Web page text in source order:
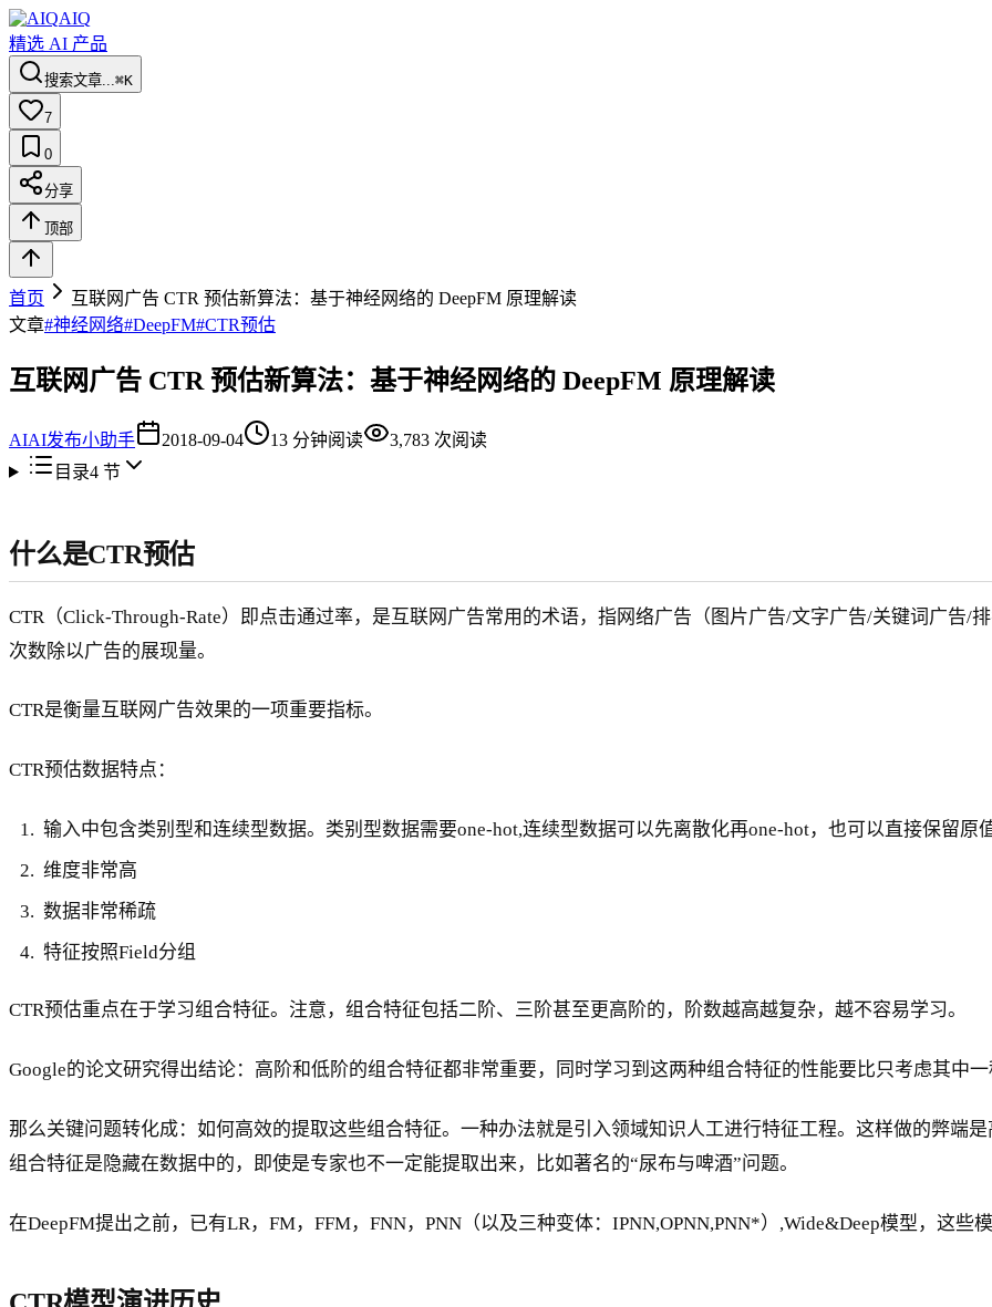
AIQ
精选 AI 产品
搜索文章...⌘K
7
0
分享
顶部
首页
互联网广告 CTR 预估新算法：基于神经网络的 DeepFM 原理解读
文章#神经网络#DeepFM#CTR预估
互联网广告 CTR 预估新算法：基于神经网络的 DeepFM 原理解读
AIAI发布小助手 2018-09-04 13 分钟阅读 3,783 次阅读
目录4节
什么是CTR预估
CTR（Click-Through-Rate）即点击通过率，是互联网广告常用的术语，指网络广告（图片广告/文字广告/关键词广告/
次数除以广告的展现量。
CTR是衡量互联网广告效果的一项重要指标。
CTR预估数据特点：
输入中包含类别型和连续型数据。类别型数据需要one-hot,连续型数据可以先离散化再one-hot，也可以直接保留原
维度非常高
数据非常稀疏
特征按照Field分组
CTR预估重点在于学习组合特征。注意，组合特征包括二阶、三阶甚至更高阶的，阶数越高越复杂，越不容易学习。
Google的论文研究得出结论：高阶和低阶的组合特征都非常重要，同时学习到这两种组合特征的性能要比只考虑其中一
那么关键问题转化成：如何高效的提取这些组合特征。一种办法就是引入领域知识人工进行特征工程。这样做的弊端
组合特征是隐藏在数据中的，即使是专家也不一定能提取出来，比如著名的“尿布与啤酒”问题。
在DeepFM提出之前，已有LR，FM，FFM，FNN，PNN（以及三种变体：IPNN,OPNN,PNN*）,Wide&Deep模型，这些